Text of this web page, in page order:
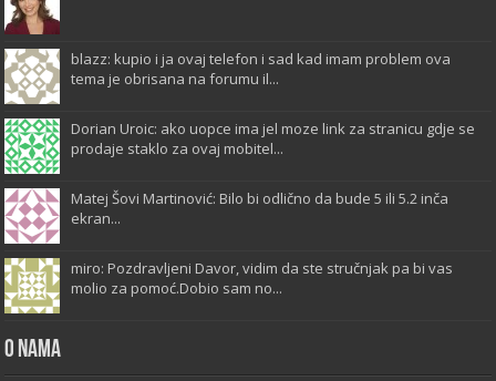
blazz: kupio i ja ovaj telefon i sad kad imam problem ova
tema je obrisana na forumu il...
Dorian Uroic: ako uopce ima jel moze link za stranicu gdje se
prodaje staklo za ovaj mobitel...
Matej Šovi Martinović: Bilo bi odlično da bude 5 ili 5.2 inča
ekran...
miro: Pozdravljeni Davor, vidim da ste stručnjak pa bi vas
molio za pomoć.Dobio sam no...
O Nama